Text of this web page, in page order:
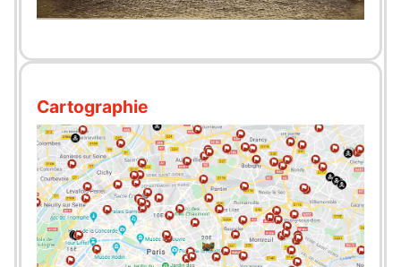
Cartographie